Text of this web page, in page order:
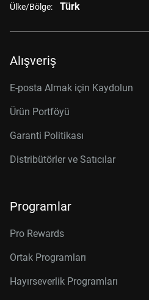
Ülke/Bölge: Türk
Alışveriş
E-posta Almak için Kaydolun
Ürün Portföyü
Garanti Politikası
Distribütörler ve Satıcılar
Programlar
Pro Rewards
Ortak Programları
Hayırseverlik Programları